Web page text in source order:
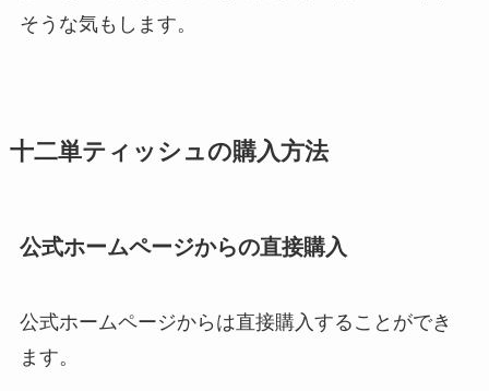
そうな気もします。
十二単ティッシュの購入方法
公式ホームページからの直接購入
公式ホームページからは直接購入することができ
ます。